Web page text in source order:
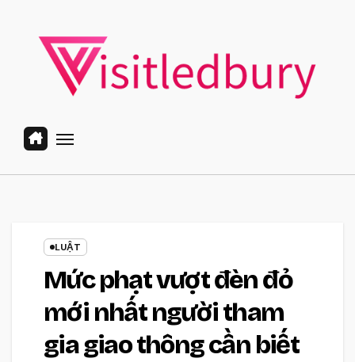
LUẬT
Mức phạt vượt đèn đỏ
mới nhất người tham
gia giao thông cần biết